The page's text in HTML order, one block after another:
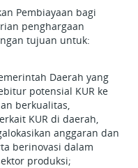
Pembiayaan bagi
penghargaan
tujuan untuk:
Daerah yang
potensial KUR ke
berkualitas,
KUR di daerah,
anggaran dan
berinovasi dalam
produksi;